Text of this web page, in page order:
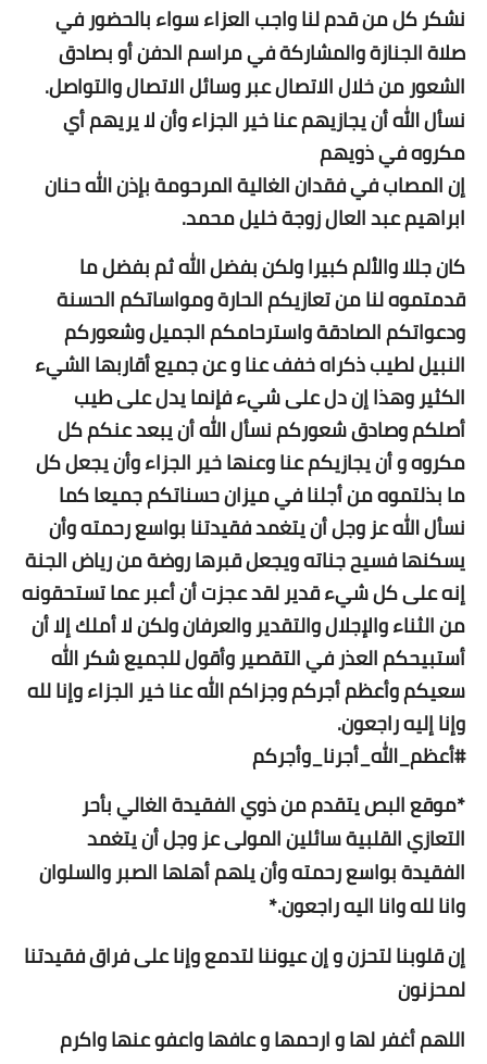
نشكر كل من قدم لنا واجب العزاء سواء بالحضور في
صلاة الجنازة والمشاركة في مراسم الدفن أو بصادق
الشعور من خلال الاتصال عبر وسائل الاتصال والتواصل.
نسأل الله أن يجازيهم عنا خير الجزاء وأن لا يريهم أي
مكروه في ذويهم
إن المصاب في فقدانالغاليةالمرحومة بإذن اللهحنان
ابراهيم عبد العال زوجة خليل محمد.
كان جللا والألم كبيرا ولكن بفضل الله ثم بفضل ما
قدمتموه لنا من تعازيكم الحارة ومواساتكم الحسنة
ودعواتكم الصادقة واسترحامكم الجميل وشعوركم
النبيل لطيب ذكراه خفف عنا و عن جميع أقاربها الشيء
الكثير وهذا إن دل على شيء فإنما يدل على طيب
أصلكم وصادق شعوركم نسأل الله أن يبعد عنكم كل
مكروه و أن يجازيكم عنا وعنها خير الجزاء وأن يجعل كل
ما بذلتموه من أجلنا في ميزان حسناتكم جميعا كما
نسأل الله عز وجل أن يتغمد فقيدتنا بواسع رحمته وأن
يسكنها فسيح جناته ويجعل قبرها روضة من رياض الجنة
إنه على كل شيء قدير لقد عجزت أن أعبر عما تستحقونه
من الثناء والإجلال والتقدير والعرفان ولكن لا أملك إلا أن
أستبيحكم العذر في التقصير وأقول للجميع شكر الله
سعيكم وأعظم أجركم وجزاكم الله عنا خير الجزاء وإنا لله
وإنا إليه راجعون.
#أعظم_الله_أجرنا_وأجركم
*موقع البص يتقدم من ذوي الفقيدة الغالي بأحر
التعازي القلبية سائلين المولى عز وجل أن يتغمد
الفقيدة بواسع رحمته وأن يلهم أهلها الصبر والسلوان
وانا لله وانا اليه راجعون.*
إن قلوبنا لتحزن و إن عيوننا لتدمع وإنا على فراق فقيدتنا
لمحزنون
اللهم أغفر لها و ارحمها و عافها واعفو عنها واكرم